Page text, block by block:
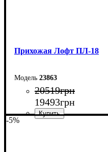
Прихожая Лофт ПЛ-18
23863
20519грн
19493грн
-5%